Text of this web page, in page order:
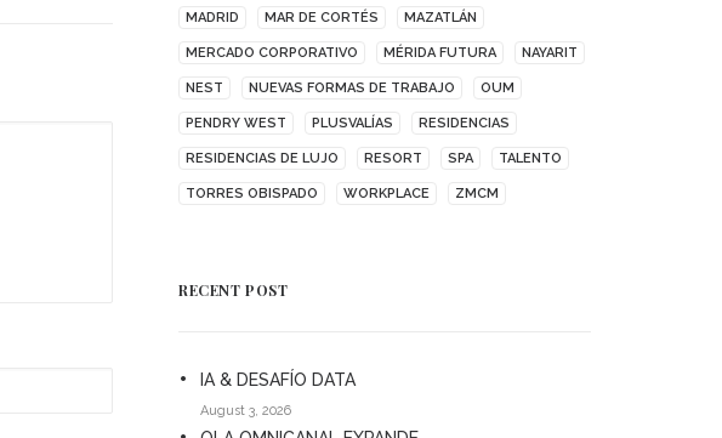
MADRID MAR DE CORTÉS MAZATLÁN
MERCADO CORPORATIVO MÉRIDA FUTURA NAYARIT
NEST NUEVAS FORMAS DE TRABAJO OUM
PENDRY WEST PLUSVALÍAS RESIDENCIAS
RESIDENCIAS DE LUJO RESORT SPA TALENTO
TORRES OBISPADO WORKPLACE ZMCM
RECENT POST
IA & DESAFÍO DATA
August 3, 2026